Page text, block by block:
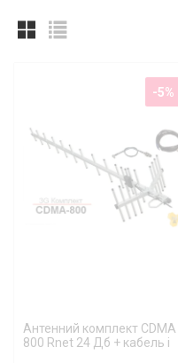
CDMA Антенны
3G CDMA антенны 800 Мгц
WiFi антенны
КОМПЛЕКТЫ УСИЛЕНИЯ
-5%
Антенний комплект CDMA
800 Rnet 24 Дб + кабель і